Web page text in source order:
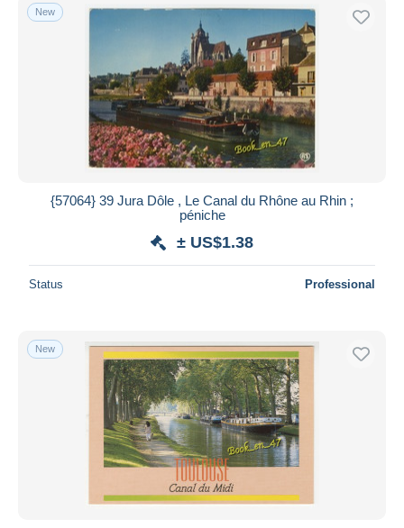
New
{57064} 39 Jura Dôle , Le Canal du Rhône au Rhin ;
péniche
± US$1.38
Status Professional
New